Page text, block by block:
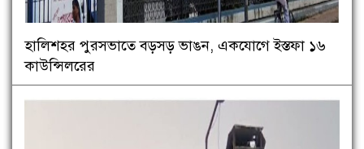
হালিশহর পুরসভাতে বড়সড় ভাঙন, একযোগে ইস্তফা ১৬
কাউন্সিলরের